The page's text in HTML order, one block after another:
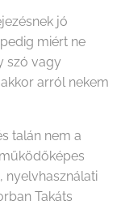
jó
miért ne
szó vagy
arról nekem
talán nem a
nyelvhasználati
Takáts